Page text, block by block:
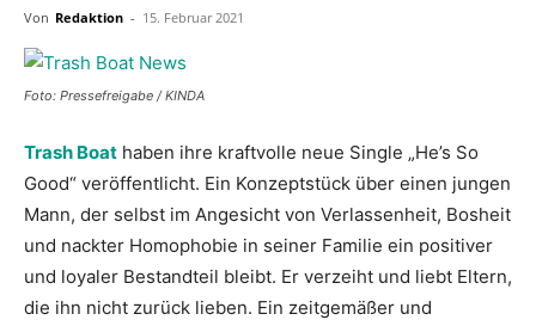
Von Redaktion - 15. Februar 2021
Foto: Pressefreigabe / KINDA
Trash Boat haben ihre kraftvolle neue Single „He’s So
Good“ veröffentlicht. Ein Konzeptstück über einen jungen
Mann, der selbst im Angesicht von Verlassenheit, Bosheit
und nackter Homophobie in seiner Familie ein positiver
und loyaler Bestandteil bleibt. Er verzeiht und liebt Eltern,
die ihn nicht zurück lieben. Ein zeitgemäßer und